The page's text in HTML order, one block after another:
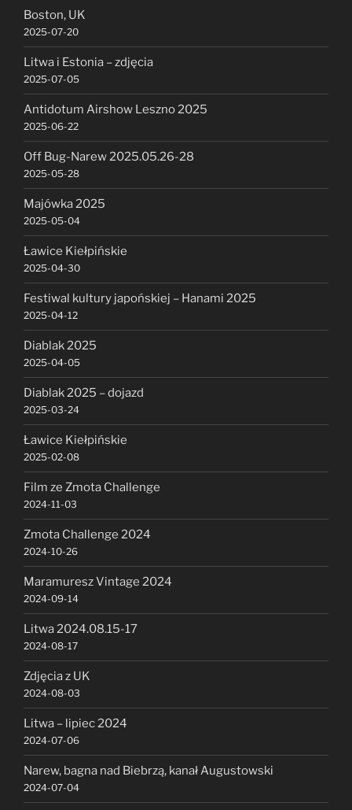
Boston, UK
2025-07-20
Litwa i Estonia – zdjęcia
2025-07-05
Antidotum Airshow Leszno 2025
2025-06-22
Off Bug-Narew 2025.05.26-28
2025-05-28
Majówka 2025
2025-05-04
Ławice Kiełpińskie
2025-04-30
Festiwal kultury japońskiej – Hanami 2025
2025-04-12
Diablak 2025
2025-04-05
Diablak 2025 – dojazd
2025-03-24
Ławice Kiełpińskie
2025-02-08
Film ze Zmota Challenge
2024-11-03
Zmota Challenge 2024
2024-10-26
Maramuresz Vintage 2024
2024-09-14
Litwa 2024.08.15-17
2024-08-17
Zdjęcia z UK
2024-08-03
Litwa – lipiec 2024
2024-07-06
Narew, bagna nad Biebrzą, kanał Augustowski
2024-07-04